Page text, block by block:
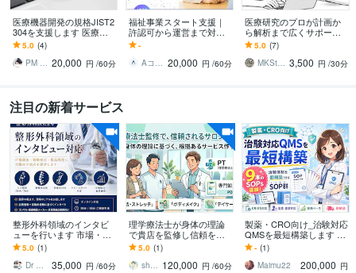
医療機器開発の規格JIST2
304を支援します 医療機
器の開発に必要な規格、JI
ST2304ご支援可能です。
5.0 (4)
PM Master 20,000 円 /60分
福祉事業スタート支援｜
許認可から運営まで対応
します 立ち上げから運営
まで伴走します
-
Aコネクト 20,000 円 /60分
医療研究のプロが計画か
ら解析まで広くサポート
します 医療現場で働く皆
さまの研究を、豊富な経
験と知識で支援します。
5.0 (7)
MKStatAd 3,500 円 /30分
注目の新着サービス
整形外科領域のインタビ
ューを行います 市場・臨
床インタビュー対応しま
す
5.0 (1)
Dr maruta 整形外科医
35,000 円 /60分
理学療法士が身体の理論
で貴店を監修し信頼を築
きます 運動学・生理学の
理論で裏付け。根拠ある
接客で競合と差別化。
5.0 (1)
shinshiawase7 120,000 円 /60分
製薬・CRO向け_治験対応
QMSを最短構築します 9
本のSOPsを追加！治験体
制即構築できるSOP群を
即納品！
- (1)
Maimu22
200,000 円